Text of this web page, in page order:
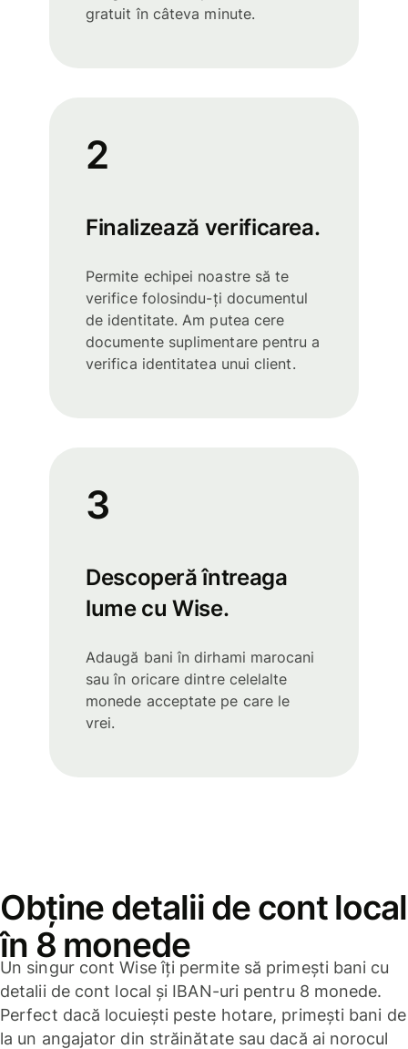
gratuit în câteva minute.
2
Finalizează verificarea.
Permite echipei noastre să te
verifice folosindu-ți documentul
de identitate. Am putea cere
documente suplimentare pentru a
verifica identitatea unui client.
3
Descoperă întreaga
lume cu Wise.
Adaugă bani în dirhami marocani
sau în oricare dintre celelalte
monede acceptate pe care le
vrei.
Obține detalii de cont local
în 8 monede
Un singur cont Wise îți permite să primești bani cu
detalii de cont local și IBAN-uri pentru 8 monede.
Perfect dacă locuiești peste hotare, primești bani de
la un angajator din străinătate sau dacă ai norocul